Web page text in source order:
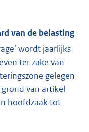
van de belasting
wordt jaarlijks
ter zake van
gelegen
van artikel
hoofdzaak tot